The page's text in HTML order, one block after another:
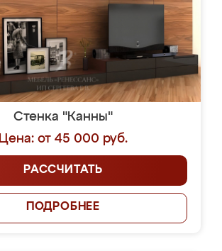
Стенка "Канны"
Цена: от 45 000 руб.
РАССЧИТАТЬ
ПОДРОБНЕЕ